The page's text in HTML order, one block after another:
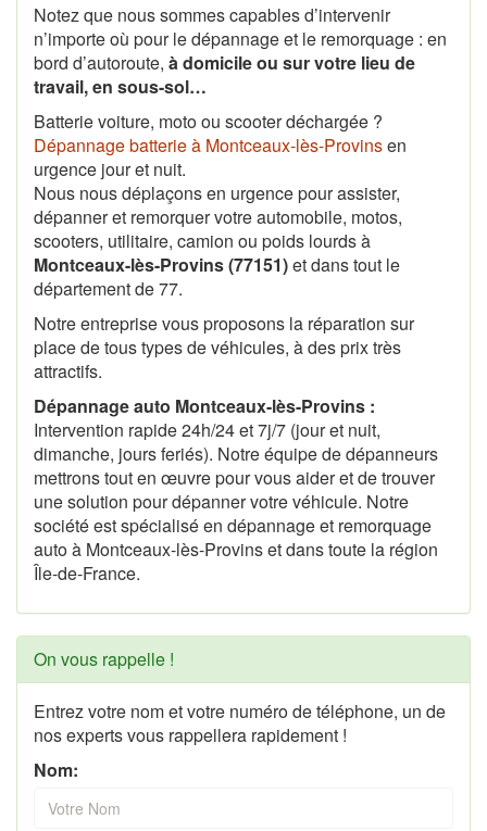
Notez que nous sommes capables d’intervenir
n’importe où pour le dépannage et le remorquage : en
bord d’autoroute, à domicile ou sur votre lieu de
travail, en sous-sol…
Batterie voiture, moto ou scooter déchargée ?
Dépannage batterie à Montceaux-lès-Provinsen
urgence jour et nuit.
Nous nous déplaçons en urgence pour assister,
dépanner et remorquer votre automobile, motos,
scooters, utilitaire, camion ou poids lourds à
Montceaux-lès-Provins (77151)et dans tout le
département de 77.
Notre entreprise vous proposons la réparation sur
place de tous types de véhicules, à des prix très
attractifs.
Dépannage auto Montceaux-lès-Provins :
Intervention rapide 24h/24 et 7j/7 (jour et nuit,
dimanche, jours feriés). Notre équipe de dépanneurs
mettrons tout en œuvre pour vous aider et de trouver
une solution pour dépanner votre véhicule. Notre
société est spécialisé en dépannage et remorquage
auto à Montceaux-lès-Provins et dans toute la région
Île-de-France.
On vous rappelle !
Entrez votre nom et votre numéro de téléphone, un de
nos experts vous rappellera rapidement !
Nom: